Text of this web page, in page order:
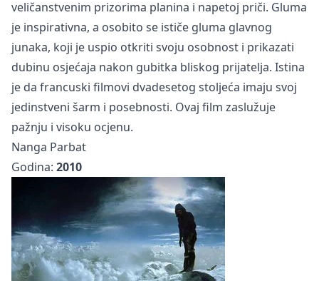
veličanstvenim prizorima planina i napetoj priči. Gluma
je inspirativna, a osobito se ističe gluma glavnog
junaka, koji je uspio otkriti svoju osobnost i prikazati
dubinu osjećaja nakon gubitka bliskog prijatelja. Istina
je da francuski filmovi dvadesetog stoljeća imaju svoj
jedinstveni šarm i posebnosti. Ovaj film zaslužuje
pažnju i visoku ocjenu.
Nanga Parbat
Godina: 2010